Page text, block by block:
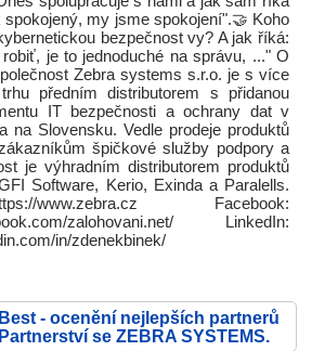
my jsme spokojení".🤝 Koho
bezpečnost vy? A jak říká:
je to jednoduché na správu, ..." O
Zebra systems s.r.o. je s více
předním distributorem s přidanou
IT bezpečnosti a ochrany dat v
na Slovensku. Vedle prodeje produktů
špičkové služby podpory a
je výhradním distributorem produktů
Software, Kerio, Exinda a Paralells.
www.zebra.cz Facebook:
zalohovani.net/ LinkedIn:
in/zdenekbinek/
- ocenění nejlepších partnerů
se ZEBRA SYSTEMS.